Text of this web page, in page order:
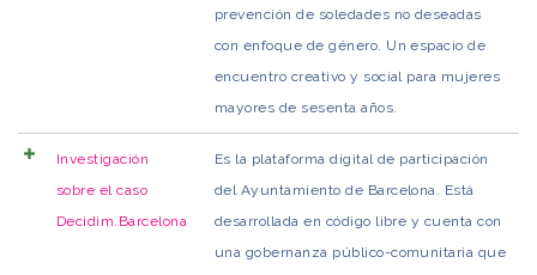
prevención de soledades no deseadas
con enfoque de género. Un espacio de
encuentro creativo y social para mujeres
mayores de sesenta años.
Investigación
sobre el caso
Decidim.Barcelona
Es la plataforma digital de participación
del Ayuntamiento de Barcelona. Está
desarrollada en código libre y cuenta con
una gobernanza público-comunitaria que